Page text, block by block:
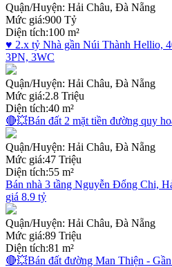
Quận/Huyện: Hải Châu, Đà Nẵng
Mức giá:900 Tỷ
Diện tích:100 m²
♥ 2.x tỷ Nhà gần Núi Thành Hellio,
3PN, 3WC
Quận/Huyện: Hải Châu, Đà Nẵng
Mức giá:2.8 Triệu
Diện tích:40 m²
🔴💥Bán đất 2 mặt tiền đường quy
Quận/Huyện: Hải Châu, Đà Nẵng
Mức giá:47 Triệu
Diện tích:55 m²
Bán nhà 3 tầng Nguyễn Đổng Chi,
giá 8.9 tỷ
Quận/Huyện: Hải Châu, Đà Nẵng
Mức giá:89 Triệu
Diện tích:81 m²
🔴💥Bán đất đường Man Thiện -